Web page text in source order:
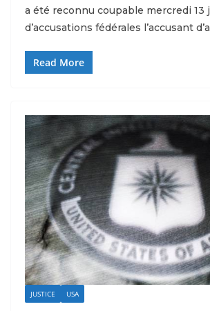
a été reconnu coupable mercredi 13
d’accusations fédérales l’accusant
Read More
JUSTICE USA